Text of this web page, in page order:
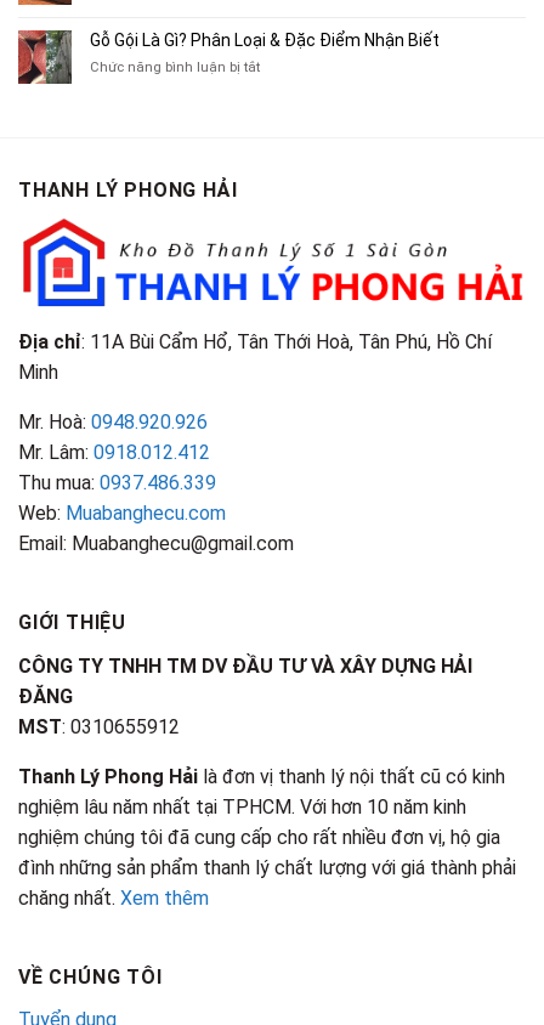
Cũ
TP.HCM
Tạp
Chí
Bán
Áo
Chít
Là
Gỗ Gội Là Gì? Phân Loại & Đặc Điểm Nhận Biết
Chức năng bình luận bị tắtở
Điểm
Nhận
Biết
THANH LÝ PHONG HẢI
Địa chỉ: 11A Bùi Cẩm Hổ, Tân Thới Hoà, Tân Phú, Hồ Chí
Minh
Mr. Hoà: 0948.920.926
Mr. Lâm: 0918.012.412
Thu mua: 0937.486.339
Web: Muabanghecu.com
Email: Muabanghecu@gmail.com
GIỚI THIỆU
CÔNG TY TNHH TM DV ĐẦU TƯ VÀ XÂY DỰNG HẢI
ĐĂNG
MST: 0310655912
Thanh Lý Phong Hải là đơn vị thanh lý nội thất cũ có kinh
nghiệm lâu năm nhất tại TPHCM. Với hơn 10 năm kinh
nghiệm chúng tôi đã cung cấp cho rất nhiều đơn vị, hộ gia
đình những sản phẩm thanh lý chất lượng với giá thành phải
chăng nhất. Xem thêm
VỀ CHÚNG TÔI
Tuyển dụng